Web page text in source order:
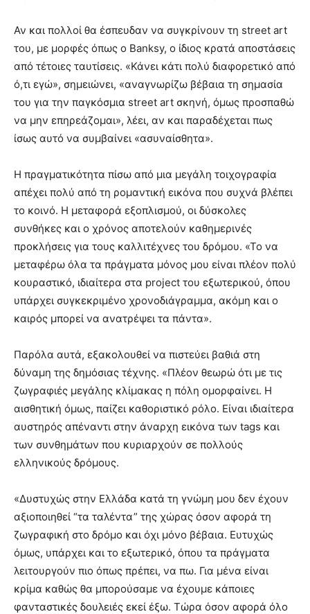
Αν και πολλοί θα έσπευδαν να συγκρίνουν τη street art
του, με μορφές όπως ο Banksy, ο ίδιος κρατά αποστάσεις
από τέτοιες ταυτίσεις. «Κάνει κάτι πολύ διαφορετικό από
ό,τι εγώ», σημειώνει, «αναγνωρίζω βέβαια τη σημασία
του για την παγκόσμια street art σκηνή, όμως προσπαθώ
να μην επηρεάζομαι», λέει, αν και παραδέχεται πως
ίσως αυτό να συμβαίνει «ασυναίσθητα».
Η πραγματικότητα πίσω από μια μεγάλη τοιχογραφία
απέχει πολύ από τη ρομαντική εικόνα που συχνά βλέπει
το κοινό. Η μεταφορά εξοπλισμού, οι δύσκολες
συνθήκες και ο χρόνος αποτελούν καθημερινές
προκλήσεις για τους καλλιτέχνες του δρόμου. «Το να
μεταφέρω όλα τα πράγματα μόνος μου είναι πλέον πολύ
κουραστικό, ιδιαίτερα στα project του εξωτερικού, όπου
υπάρχει συγκεκριμένο χρονοδιάγραμμα, ακόμη και ο
καιρός μπορεί να ανατρέψει τα πάντα».
Παρόλα αυτά, εξακολουθεί να πιστεύει βαθιά στη
δύναμη της δημόσιας τέχνης. «Πλέον θεωρώ ότι με τις
ζωγραφιές μεγάλης κλίμακας η πόλη ομορφαίνει. Η
αισθητική όμως, παίζει καθοριστικό ρόλο. Είναι ιδιαίτερα
αυστηρός απέναντι στην άναρχη εικόνα των tags και
των συνθημάτων που κυριαρχούν σε πολλούς
ελληνικούς δρόμους.
«Δυστυχώς στην Ελλάδα κατά τη γνώμη μου δεν έχουν
αξιοποιηθεί “τα ταλέντα” της χώρας όσον αφορά τη
ζωγραφική στο δρόμο και όχι μόνο βέβαια. Ευτυχώς
όμως, υπάρχει και το εξωτερικό, όπου τα πράγματα
λειτουργούν πιο όπως πρέπει, να πω. Για μένα είναι
κρίμα καθώς θα μπορούσαμε να έχουμε κάποιες
φανταστικές δουλειές εκεί έξω. Τώρα όσον αφορά όλο